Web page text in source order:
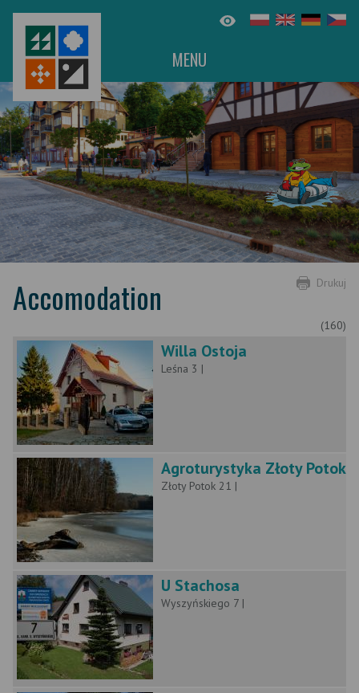
MENU
Drukuj
Accomodation
(160)
Willa Ostoja
Leśna 3 |
Agroturystyka Złoty Potok
Złoty Potok 21 |
U Stachosa
Wyszyńskiego 7 |